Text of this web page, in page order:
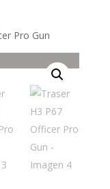
Pro Gun